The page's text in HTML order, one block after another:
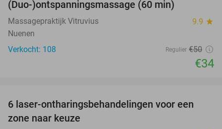
(Duo-)ontspanningsmassage (60 min)
Massagepraktijk Vitruvius 9.9 star
Nuenen
Verkocht: 108
Regulier €50
€34
70%
6 laser-ontharingsbehandelingen voor een
zone naar keuze